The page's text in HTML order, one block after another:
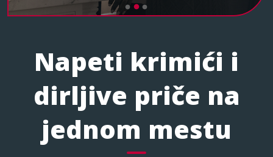
Napeti krimići i
dirljive priče na
jednom mestu